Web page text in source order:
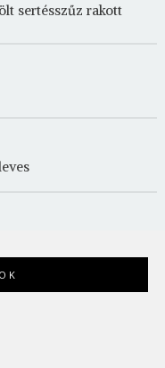
sertésszűz rakott